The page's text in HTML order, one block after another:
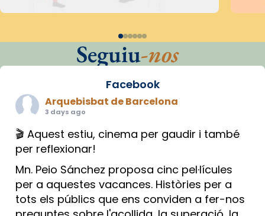
Seguiu-nos
Facebook
Arquebisbat de Barcelona
3 days ago
🎬 Aquest estiu, cinema per gaudir i també
per reflexionar!
Mn. Peio Sánchez proposa cinc pel·lícules
per a aquestes vacances. Històries per a
tots els públics que ens conviden a fer-nos